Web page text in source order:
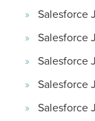
Salesforce
Salesforce
Salesforce
Salesforce
Salesforce